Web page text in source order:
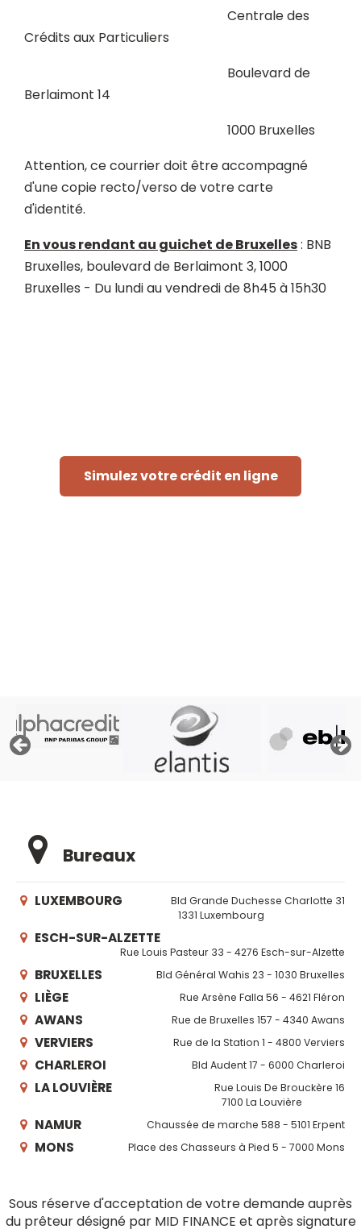
Centrale des
Crédits aux Particuliers
Boulevard de
Berlaimont 14
1000 Bruxelles
Attention, ce courrier doit être accompagné
d'une copie recto/verso de votre carte
d'identité.
En vous rendant au guichet de Bruxelles: BNB
Bruxelles, boulevard de Berlaimont 3, 1000
Bruxelles - Du lundi au vendredi de 8h45 à 15h30
Simulez votre crédit en ligne
Bureaux
LUXEMBOURG
Bld Grande Duchesse Charlotte 31
1331 Luxembourg
ESCH-SUR-ALZETTE
Rue Louis Pasteur 33 - 4276 Esch-sur-Alzette
BRUXELLES Bld Général Wahis 23 - 1030 Bruxelles
LIÈGE Rue Arsène Falla 56 - 4621 Fléron
AWANS Rue de Bruxelles 157 - 4340 Awans
VERVIERS Rue de la Station 1 - 4800 Verviers
CHARLEROI Bld Audent 17 - 6000 Charleroi
LA LOUVIÈRE
Rue Louis De Brouckère 16
7100 La Louvière
NAMUR Chaussée de marche 588 - 5101 Erpent
MONS Place des Chasseurs à Pied 5 - 7000 Mons
Sous réserve d'acceptation de votre demande auprès
du prêteur désigné par MID FINANCE et après signature